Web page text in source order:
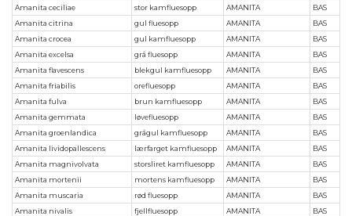
Amanita ceciliae
stor kamfluesopp AMANITA
BAS
Amanita citrina
gul fluesopp AMANITA
BAS
Amanita crocea
gul kamfluesopp AMANITA
BAS
Amanita excelsa
grå fluesopp AMANITA
BAS
Amanita flavescens
blekgul kamfluesopp AMANITA
BAS
Amanita friabilis
orefluesopp AMANITA
BAS
Amanita fulva
brun kamfluesopp AMANITA
BAS
Amanita gemmata
løvefluesopp AMANITA
BAS
Amanita groenlandica
grågul kamfluesopp AMANITA
BAS
Amanita lividopallescens
lærfarget kamfluesopp AMANITA
BAS
Amanita magnivolvata
storsliret kamfluesopp AMANITA
BAS
Amanita mortenii
mortens kamfluesopp AMANITA
BAS
Amanita muscaria
rød fluesopp AMANITA
BAS
Amanita nivalis
fjellfluesopp AMANITA
BAS